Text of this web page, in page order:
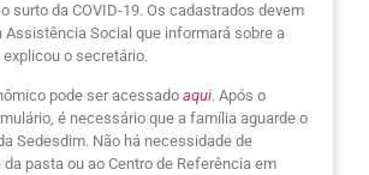
surto da COVID-19. Os cadastrados devem
Assistência Social que informará sobre a
explicou o secretário.
pode ser acessado aqui. Após o
é necessário que a família aguarde o
Sedesdim. Não há necessidade de
pasta ou ao Centro de Referência em